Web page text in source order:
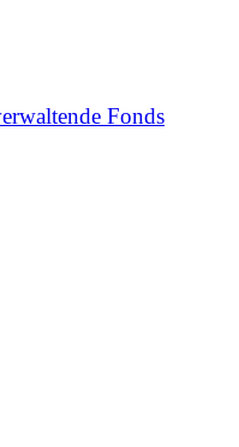
Fonds